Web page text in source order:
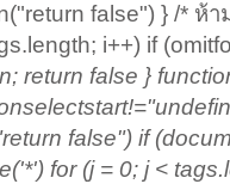
false") } /* ห้
i++) if
return false }
false") if
for (j = 0; j <